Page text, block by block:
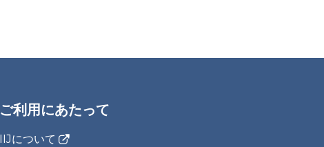
ご利用にあたって
IIJについて